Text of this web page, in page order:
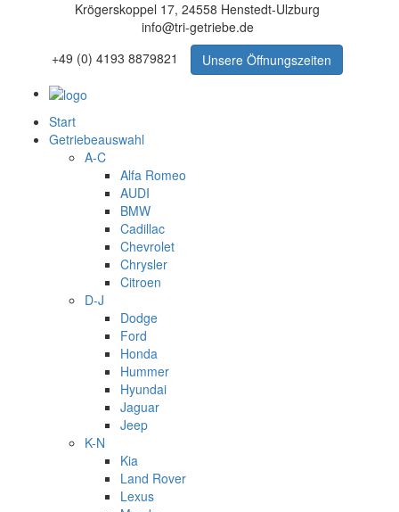
Krögerskoppel 17, 24558 Henstedt-Ulzburg
info@tri-getriebe.de
+49 (0) 4193 8879821
Unsere Öffnungszeiten
Start
Getriebeauswahl
A-C
Alfa Romeo
AUDI
BMW
Cadillac
Chevrolet
Chrysler
Citroen
D-J
Dodge
Ford
Honda
Hummer
Hyundai
Jaguar
Jeep
K-N
Kia
Land Rover
Lexus